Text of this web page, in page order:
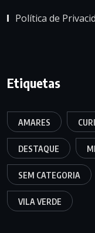
Política de
Etiquetas
AMARES
DESTAQUE
SEM CATEGORIA
VILA VERDE